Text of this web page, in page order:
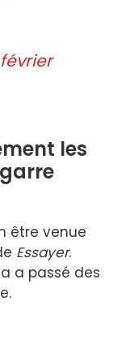
février
les
être venue
Essayer.
a passé des